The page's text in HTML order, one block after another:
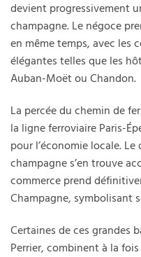
devient progressivement
champagne. Le négoce
en même temps, avec les
élégantes telles que les
Auban-Moët ou Chandon.
La percée du chemin de
la ligne ferroviaire Paris-
pour l’économie locale.
champagne s’en trouve
commerce prend
Champagne, symbolisant
Certaines de ces grandes
Perrier, combinent à la